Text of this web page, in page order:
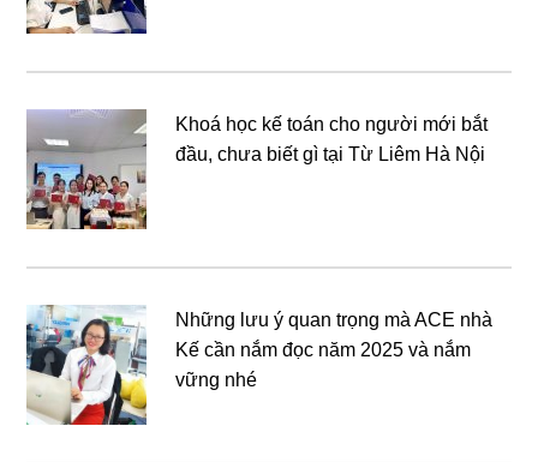
Khoá học kế toán cho người mới bắt
đầu, chưa biết gì tại Từ Liêm Hà Nội
Những lưu ý quan trọng mà ACE nhà
Kế cần nắm đọc năm 2025 và nắm
vững nhé